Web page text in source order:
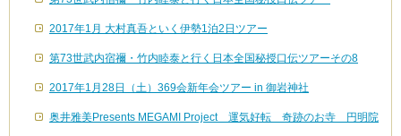
2017年1月 大村真吾といく伊勢1泊2日ツアー
第73世武内宿禰・竹内睦泰と行く日本全国秘授口伝ツアーその8
2017年1月28日（土）369会新年会ツアー in 御岩神社
奥井雅美Presents MEGAMI Project 運気好転 奇跡のお寺 円明院